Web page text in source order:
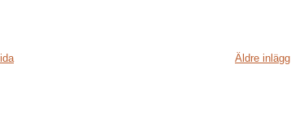
Äldre inlägg